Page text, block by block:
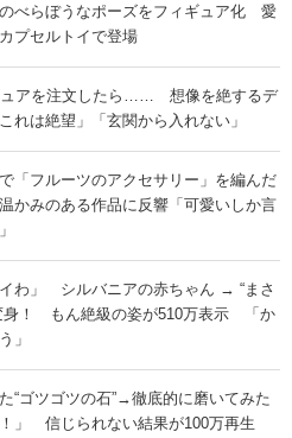
のべらぼうなポーズをフィギュア化 愛
プセルトイで登場
ュアを注文したら…… 想像を絶するデ
れは絶望」「玄関から入れない」
で「フルーツのアクセサリー」を編んだ
みのある作品に反響「可愛いしか言
イわ」 シルバニアの赤ちゃん → “まさ
身！ もん絶級の姿が510万表示 「か
」
“ゴツゴツの石”→徹底的に磨いてみた
」 信じられない結果が100万再生